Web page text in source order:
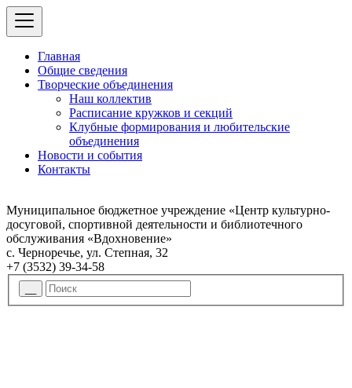
Главная
Общие сведения
Творческие объединения
Наш коллектив
Расписание кружков и секций
Клубные формирования и любительские
объединения
Новости и события
Контакты
Муниципальное бюджетное учреждение «Центр культурно-
досуговой, спортивной деятельности и библиотечного
обслуживания «Вдохновение»
с. Черноречье, ул. Степная, 32
+7 (3532) 39-34-58